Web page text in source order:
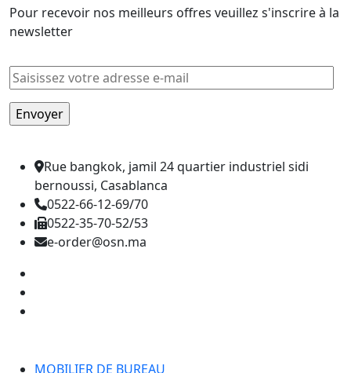
30,00 .25,00 .
Pour recevoir nos meilleurs offres veuillez s'inscrire à la
newsletter
Rue bangkok, jamil 24 quartier industriel sidi
bernoussi, Casablanca
0522-66-12-69/70
0522-35-70-52/53
e-order@osn.ma
MOBILIER DE BUREAU